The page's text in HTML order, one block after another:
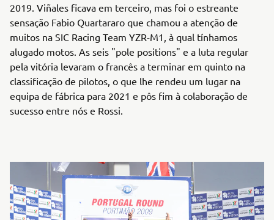
2019. Viñales ficava em terceiro, mas foi o estreante
sensação Fabio Quartararo que chamou a atenção de
muitos na SIC Racing Team YZR-M1, à qual tínhamos
alugado motos. As seis "pole positions" e a luta regular
pela vitória levaram o francês a terminar em quinto na
classificação de pilotos, o que lhe rendeu um lugar na
equipa de fábrica para 2021 e pôs fim à colaboração de
sucesso entre nós e Rossi.